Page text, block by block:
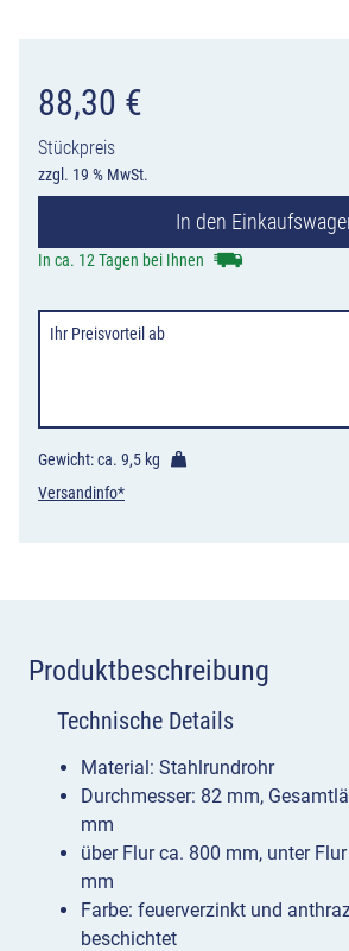
88,30 €
Stückpreis
zzgl. 19 % MwSt.
In den
In ca. 12 Tagen bei Ihnen
Ihr Preisvorteil ab
Gewicht: ca. 9,5 kg
Versandinfo*
Produktbeschreibung
Technische Details
Material: Stahlrundrohr
Durchmesser: 82 mm,
mm
über Flur ca. 800 mm, unter
mm
Farbe: feuerverzinkt und
beschichtet